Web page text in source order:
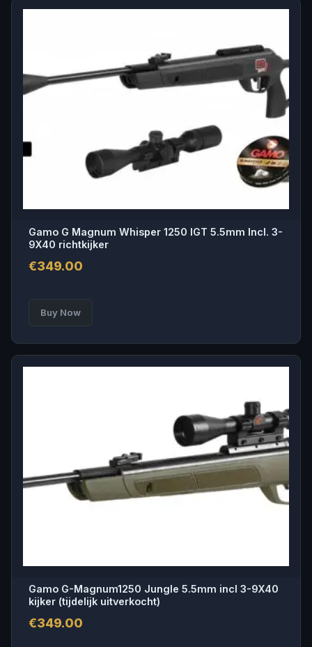
Gamo G Magnum Whisper 1250 IGT 5.5mm Incl. 3-
9X40 richtkijker
€349.00
Buy Now
Gamo G-Magnum1250 Jungle 5.5mm incl 3-9X40
kijker (tijdelijk uitverkocht)
€349.00